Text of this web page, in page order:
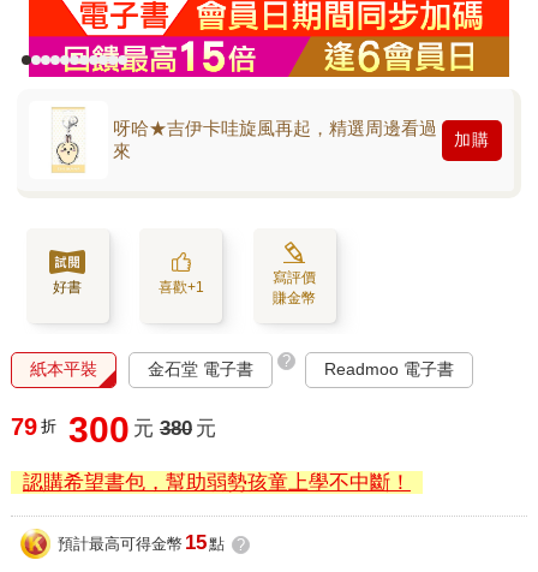
呀哈★吉伊卡哇旋風再起，精選周邊看過
來
加購
好書 喜歡+1
寫評價
賺金幣
紙本平裝 金石堂 電子書 ? Readmoo 電子書
79 折 300 元 380 元
認購希望書包，幫助弱勢孩童上學不中斷！
預計最高可得金幣 15點 ?